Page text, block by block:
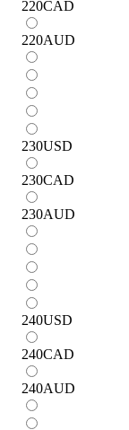
220CAD
220AUD
230USD
230CAD
230AUD
240USD
240CAD
240AUD